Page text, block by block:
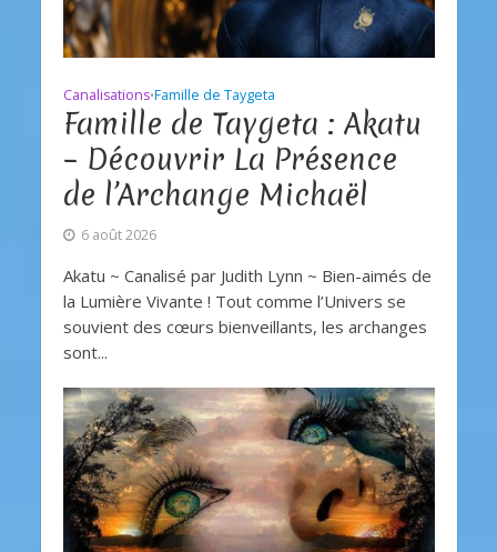
Canalisations•Famille de Taygeta
Famille de Taygeta : Akatu
– Découvrir La Présence
de l’Archange Michaël
6 août 2026
Akatu ~ Canalisé par Judith Lynn ~ Bien-aimés de
la Lumière Vivante ! Tout comme l’Univers se
souvient des cœurs bienveillants, les archanges
sont...